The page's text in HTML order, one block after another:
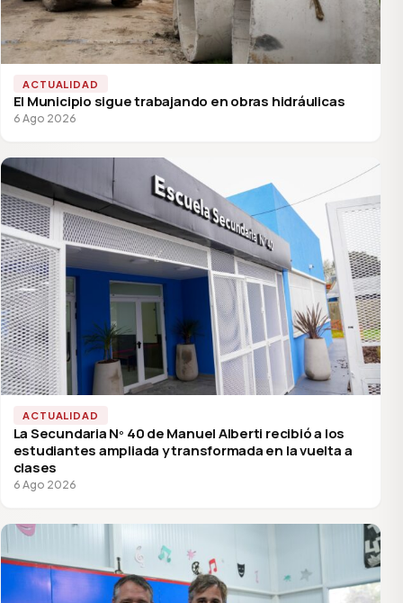
ACTUALIDAD
El Municipio sigue trabajando en obras hidráulicas
6 Ago 2026
ACTUALIDAD
La Secundaria Nº 40 de Manuel Alberti recibió a los
estudiantes ampliada y transformada en la vuelta a
clases
6 Ago 2026